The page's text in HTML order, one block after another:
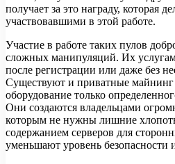
получает за это награду, которая
участвовавшими в этой работе.
Участие в работе таких пулов
сложных манипуляций. Их
после регистрации или даже без
Существуют и приватные
оборудование только
Они создаются владельцами
которым не нужны лишние
содержанием серверов для
уменьшают уровень безопасности